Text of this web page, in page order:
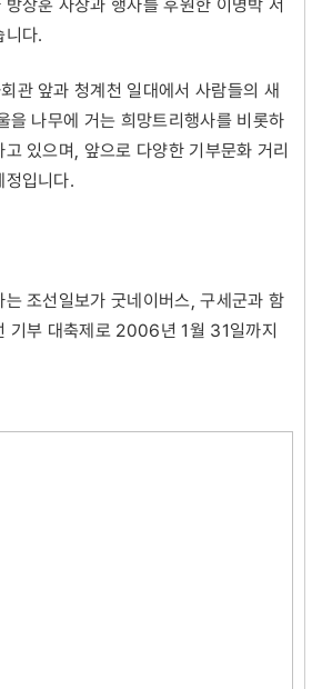
상훈 사장과 행사를 후원한 이명박 서
니다.
관 앞과 청계천 일대에서 사람들의 새
을 나무에 거는 희망트리행사를 비롯하
있으며, 앞으로 다양한 기부문화 거리
정입니다.
는 조선일보가 굿네이버스, 구세군과 함
기부 대축제로 2006년 1월 31일까지